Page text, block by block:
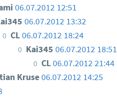
06.07.2012 12:51
06.07.2012 13:32
0 CL06.07.2012 18:24
0 Kai345 06.07.2012 18:51
0 CL06.07.2012 21:44
Kruse06.07.2012 14:25